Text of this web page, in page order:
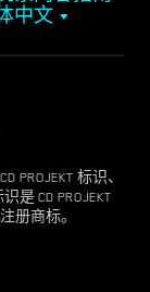
中文
PROJEKT 标识、
CD PROJEKT
册商标。